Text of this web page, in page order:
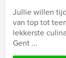
Jullie willen
van top tot
lekkerste
Gent ...